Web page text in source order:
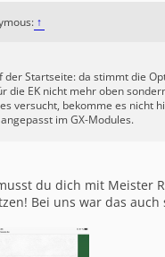
↑
der Startseite: da stimmt die
die EK nicht mehr oben
versucht, bekomme es nicht
im GX-Modules.
du dich mit Meister
Bei uns war das